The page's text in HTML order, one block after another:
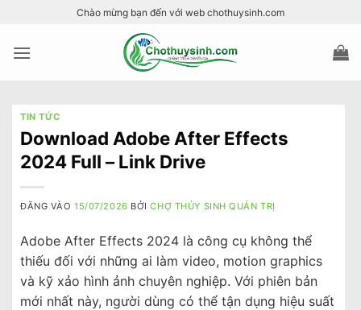
nội
Chào mừng bạn đến với web chothuysinh.com
TIN TỨC
Download Adobe After Effects
2024 Full – Link Drive
ĐĂNG VÀO15/07/2026 BỞICHỢ THỦY SINH QUẢN TRỊ
Adobe After Effects 2024 là công cụ không thể
thiếu đối với những ai làm video, motion graphics
và kỹ xảo hình ảnh chuyên nghiệp. Với phiên bản
mới nhất này, người dùng có thể tận dụng hiệu suất